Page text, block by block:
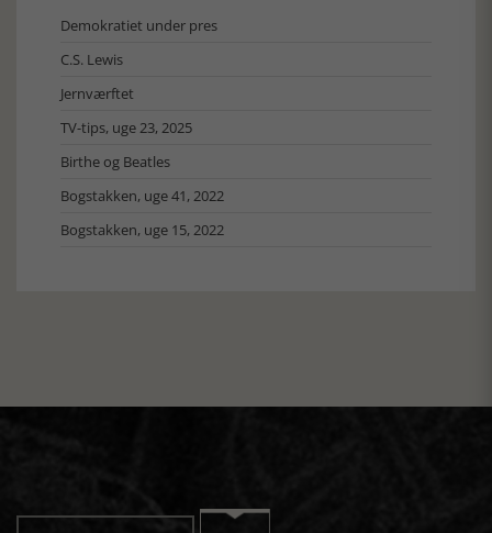
Demokratiet under pres
C.S. Lewis
Jernværftet
TV-tips, uge 23, 2025
Birthe og Beatles
Bogstakken, uge 41, 2022
Bogstakken, uge 15, 2022